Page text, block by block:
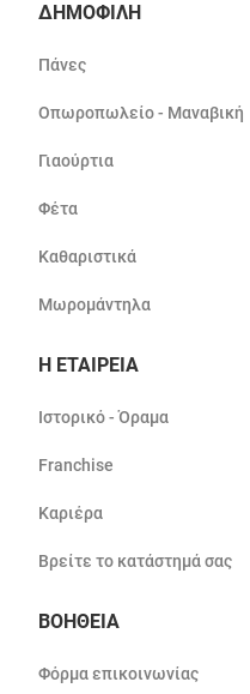
ΔΗΜΟΦΙΛΗ
Πάνες
Οπωροπωλείο - Μαναβική
Γιαούρτια
Φέτα
Καθαριστικά
Μωρομάντηλα
Η ΕΤΑΙΡΕΙΑ
Ιστορικό - Όραμα
Franchise
Καριέρα
Βρείτε το κατάστημά σας
ΒΟΗΘΕΙΑ
Φόρμα επικοινωνίας